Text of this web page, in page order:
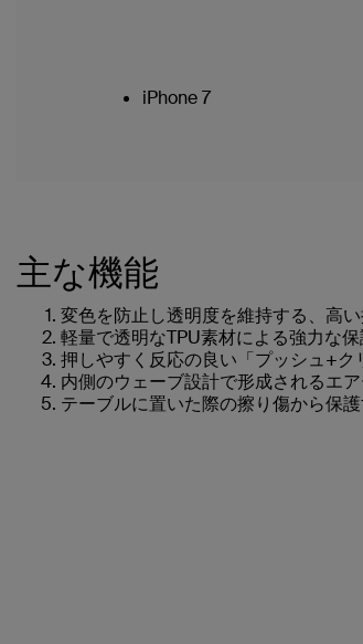
iPhone 7
主な機能
変色を防止し透明度を維持する、高
軽量で透明なTPU素材による強力な保
押しやすく反応の良い「プッシュ+ク
内側のウェーブ設計で形成されるエ
テーブルに置いた際の擦り傷から保